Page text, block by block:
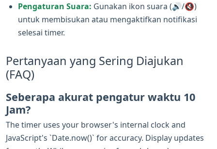
Pengaturan Suara: Gunakan ikon suara (🔊/🔇)
untuk membisukan atau mengaktifkan notifikasi
selesai timer.
Pertanyaan yang Sering Diajukan
(FAQ)
Seberapa akurat pengatur waktu 10
Jam?
The timer uses your browser's internal clock and
JavaScript's `Date.now()` for accuracy. Display updates